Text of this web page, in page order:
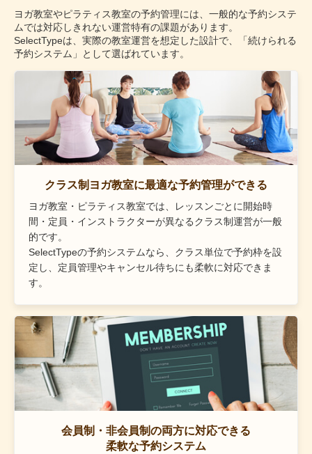
ヨガ教室やピラティス教室の予約管理には、一般的な予約システ
ムでは対応しきれない運営特有の課題があります。
SelectTypeは、実際の教室運営を想定した設計で、「続けられる
予約システム」として選ばれています。
クラス制ヨガ教室に最適な予約管理ができる
ヨガ教室・ピラティス教室では、レッスンごとに開始時
間・定員・インストラクターが異なるクラス制運営が一般
的です。
SelectTypeの予約システムなら、クラス単位で予約枠を設
定し、定員管理やキャンセル待ちにも柔軟に対応できま
す。
会員制・非会員制の両方に対応できる
柔軟な予約システム